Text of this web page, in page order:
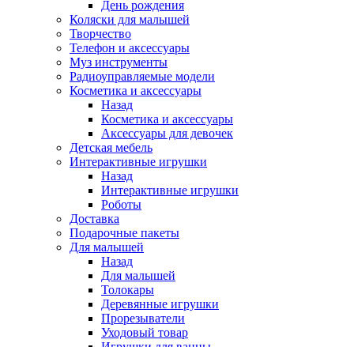
День рождения
Коляски для малышей
Творчество
Телефон и аксессуары
Муз инструменты
Радиоуправляемые модели
Косметика и аксессуары
Назад
Косметика и аксессуары
Аксессуары для девочек
Детская мебель
Интерактивные игрушки
Назад
Интерактивные игрушки
Роботы
Доставка
Подарочные пакеты
Для малышей
Назад
Для малышей
Толокары
Деревянные игрушки
Прорезыватели
Уходовый товар